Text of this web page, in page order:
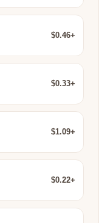
$0.46+
$0.33+
$1.09+
$0.22+